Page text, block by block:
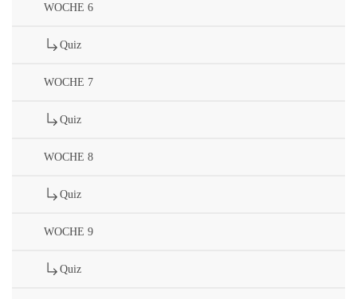
WOCHE 6
Quiz
WOCHE 7
Quiz
WOCHE 8
Quiz
WOCHE 9
Quiz